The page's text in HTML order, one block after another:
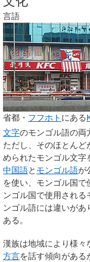
言語
省都・ フフホト にある
文字のモンゴル語の両
ただし、そのほとん
められたモンゴル文字
中国語と モンゴル語が
を使い、モンゴル国で
ンゴル国で使用され
ンゴル語には違いが
ある。
漢族は地域により様々
方言を話す傾向がある